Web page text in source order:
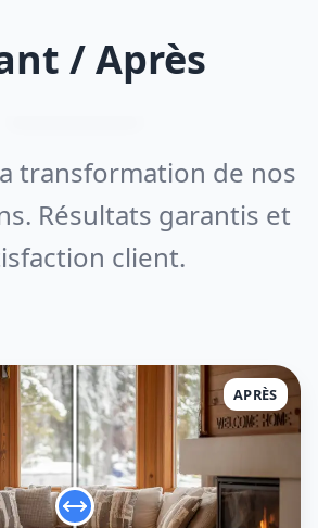
/ Après
transformation de nos
Résultats garantis et
client.
APRÈS